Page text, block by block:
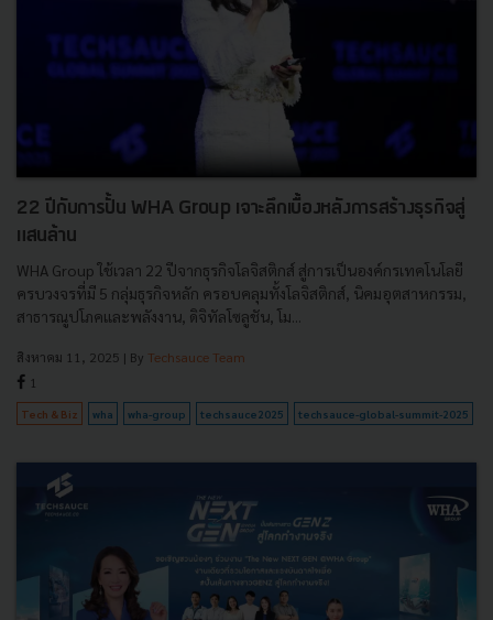
22 ปีกับการปั้น WHA Group เจาะลึกเบื้องหลังการสร้างธุรกิจสู่
แสนล้าน
WHA Group ใช้เวลา 22 ปีจากธุรกิจโลจิสติกส์ สู่การเป็นองค์กรเทคโนโลยี
ครบวงจรที่มี 5 กลุ่มธุรกิจหลัก ครอบคลุมทั้งโลจิสติกส์, นิคมอุตสาหกรรม,
สาธารณูปโภคและพลังงาน, ดิจิทัลโซลูชัน, โม...
สิงหาคม 11, 2025 | By Techsauce Team
1
Tech & Biz wha wha-group techsauce2025 techsauce-global-summit-2025